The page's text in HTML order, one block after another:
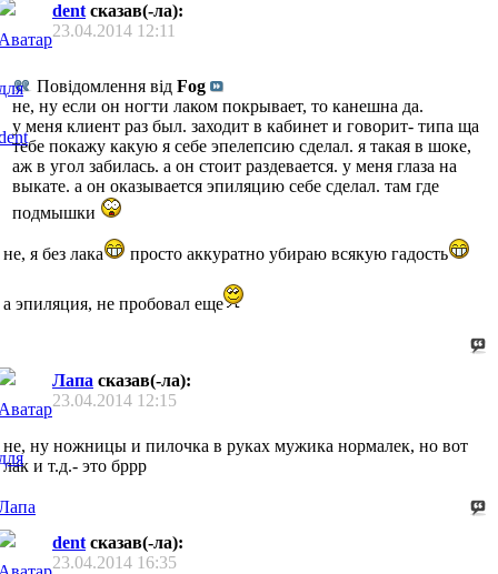
dent сказав(-ла):
23.04.2014 12:11
Повідомлення від Fog
не, ну если он ногти лаком покрывает, то канешна да.
у меня клиент раз был. заходит в кабинет и говорит- типа ща
тебе покажу какую я себе эпелепсию сделал. я такая в шоке,
аж в угол забилась. а он стоит раздевается. у меня глаза на
выкате. а он оказывается эпиляцию себе сделал. там где
подмышки
не, я без лака просто аккуратно убираю всякую гадость
а эпиляция, не пробовал еще
Лапа сказав(-ла):
23.04.2014 12:15
не, ну ножницы и пилочка в руках мужика нормалек, но вот
лак и т.д.- это бррр
dent сказав(-ла):
23.04.2014 16:35